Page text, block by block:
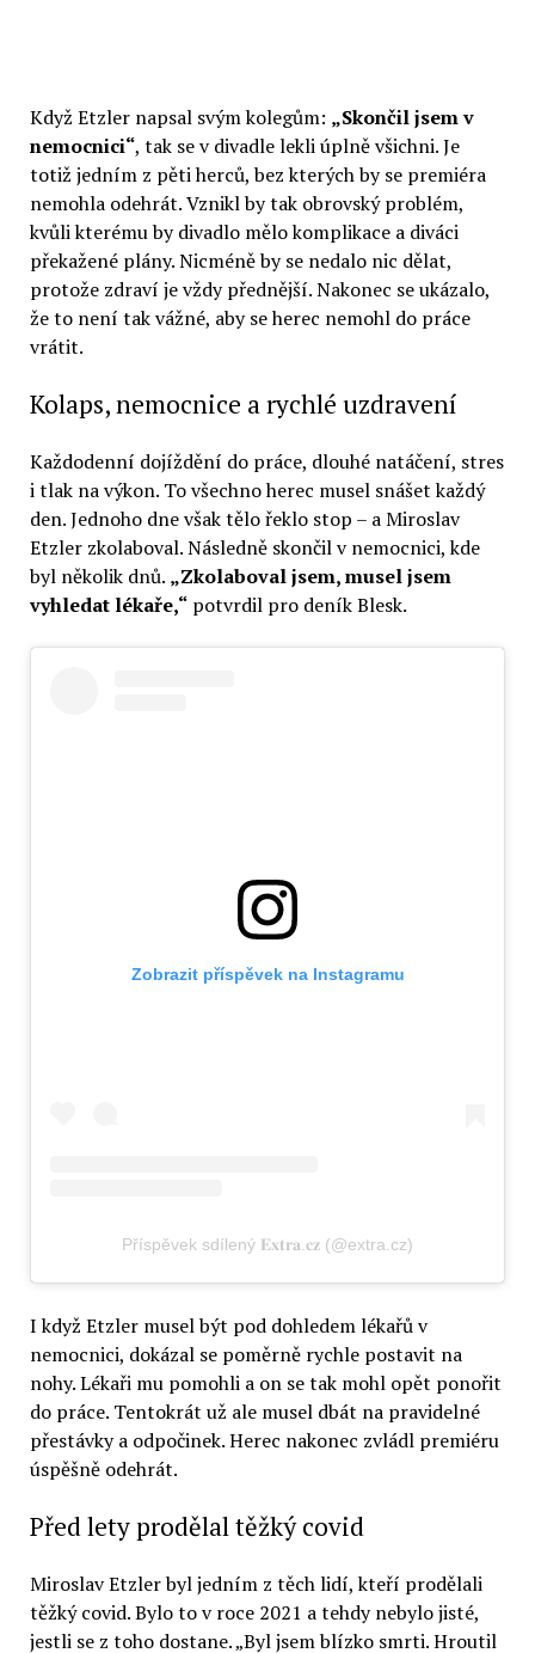
Když Etzler napsal svým kolegům: „Skončil jsem v
nemocnici“, tak se v divadle lekli úplně všichni. Je
totiž jedním z pěti herců, bez kterých by se premiéra
nemohla odehrát. Vznikl by tak obrovský problém,
kvůli kterému by divadlo mělo komplikace a diváci
překažené plány. Nicméně by se nedalo nic dělat,
protože zdraví je vždy přednější. Nakonec se ukázalo,
že to není tak vážné, aby se herec nemohl do práce
vrátit.
Kolaps, nemocnice a rychlé uzdravení
Každodenní dojíždění do práce, dlouhé natáčení, stres
i tlak na výkon. To všechno herec musel snášet každý
den. Jednoho dne však tělo řeklo stop – a Miroslav
Etzler zkolaboval. Následně skončil v nemocnici, kde
byl několik dnů. „Zkolaboval jsem, musel jsem
vyhledat lékaře,“potvrdil pro deník Blesk.
Zobrazit příspěvek na Instagramu
Příspěvek sdílený 𝐄𝐱𝐭𝐫𝐚.𝐜𝐳 (@extra.cz)
I když Etzler musel být pod dohledem lékařů v
nemocnici, dokázal se poměrně rychle postavit na
nohy. Lékaři mu pomohli a on se tak mohl opět ponořit
do práce. Tentokrát už ale musel dbát na pravidelné
přestávky a odpočinek. Herec nakonec zvládl premiéru
úspěšně odehrát.
Před lety prodělal těžký covid
Miroslav Etzler byl jedním z těch lidí, kteří prodělali
těžký covid. Bylo to v roce 2021 a tehdy nebylo jisté,
jestli se z toho dostane. „Byl jsem blízko smrti. Hroutil